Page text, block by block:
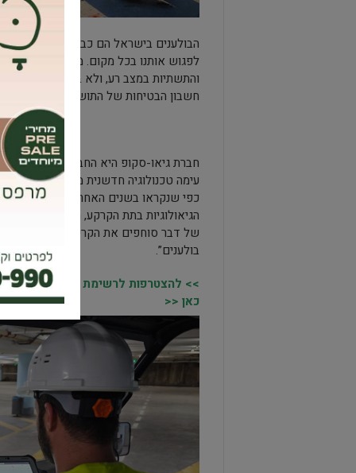
הבולענים בישראל הם כבר מזמן לא
לפגוש אותנו בכל מקום. מספיק לפקוח
והתשתיות במצב רע, ולא בהכרח
חשבון הבטיחות של התושבים.
חברת גיאו-סקופ היא החברה היחידה
עימה טכנולוגיה חדשנית מעולם החישה
כפי שנקראו בשנים האחרונות, נוצרים
הגיאולוגיות בתת הקרקע, המפרות את
של דבר סוחפים את הקרקע הלא מהודקת
בולענים”.
>> להצטרפות לרשימת התפוצה של
כאן <<